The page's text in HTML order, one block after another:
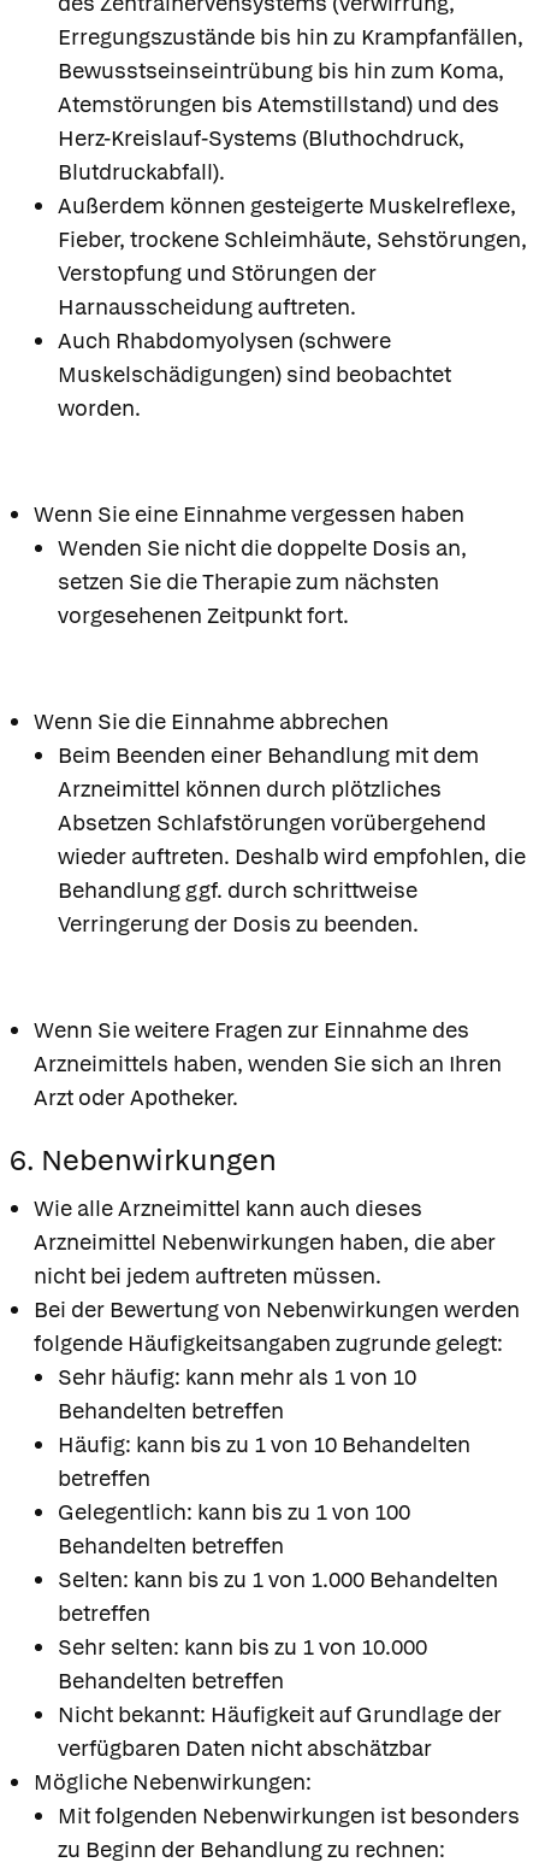
Erregungszustände bis hin zu Krampfanfällen,
Bewusstseinseintrübung bis hin zum Koma,
Atemstörungen bis Atemstillstand) und des
Herz-Kreislauf-Systems (Bluthochdruck,
Blutdruckabfall).
Außerdem können gesteigerte Muskelreflexe,
Fieber, trockene Schleimhäute, Sehstörungen,
Verstopfung und Störungen der
Harnausscheidung auftreten.
Auch Rhabdomyolysen (schwere
Muskelschädigungen) sind beobachtet
worden.
Wenn Sie eine Einnahme vergessen haben
Wenden Sie nicht die doppelte Dosis an,
setzen Sie die Therapie zum nächsten
vorgesehenen Zeitpunkt fort.
Wenn Sie die Einnahme abbrechen
Beim Beenden einer Behandlung mit dem
Arzneimittel können durch plötzliches
Absetzen Schlafstörungen vorübergehend
wieder auftreten. Deshalb wird empfohlen, die
Behandlung ggf. durch schrittweise
Verringerung der Dosis zu beenden.
Wenn Sie weitere Fragen zur Einnahme des
Arzneimittels haben, wenden Sie sich an Ihren
Arzt oder Apotheker.
6. Nebenwirkungen
Wie alle Arzneimittel kann auch dieses
Arzneimittel Nebenwirkungen haben, die aber
nicht bei jedem auftreten müssen.
Bei der Bewertung von Nebenwirkungen werden
folgende Häufigkeitsangaben zugrunde gelegt:
Sehr häufig: kann mehr als 1 von 10
Behandelten betreffen
Häufig: kann bis zu 1 von 10 Behandelten
betreffen
Gelegentlich: kann bis zu 1 von 100
Behandelten betreffen
Selten: kann bis zu 1 von 1.000 Behandelten
betreffen
Sehr selten: kann bis zu 1 von 10.000
Behandelten betreffen
Nicht bekannt: Häufigkeit auf Grundlage der
verfügbaren Daten nicht abschätzbar
Mögliche Nebenwirkungen:
Mit folgenden Nebenwirkungen ist besonders
zu Beginn der Behandlung zu rechnen: